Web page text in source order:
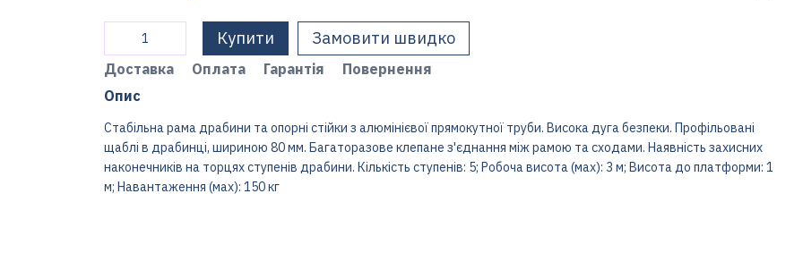
Купити Замовити швидко
Доставка Оплата Гарантія
Повернення
Опис
Стабільна рама драбини та опорні стійки з алюмінієвої прямокутної труби. Висока дуга безпеки. Профільовані
щаблі в драбинці, шириною 80 мм. Багаторазове клепане з'єднання між рамою та сходами. Наявність захисних
наконечників на торцях ступенів драбини. Кількість ступенів: 5; Робоча висота (мах): 3 м; Висота до платформи: 1
м; Навантаження (мах): 150 кг